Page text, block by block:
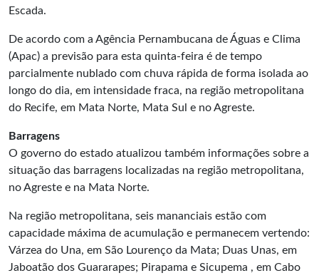
Escada.
De acordo com a Agência Pernambucana de Águas e Clima
(Apac) a previsão para esta quinta-feira é de tempo
parcialmente nublado com chuva rápida de forma isolada ao
longo do dia, em intensidade fraca, na região metropolitana
do Recife, em Mata Norte, Mata Sul e no Agreste.
Barragens
O governo do estado atualizou também informações sobre a
situação das barragens localizadas na região metropolitana,
no Agreste e na Mata Norte.
Na região metropolitana, seis mananciais estão com
capacidade máxima de acumulação e permanecem vertendo:
Várzea do Una, em São Lourenço da Mata; Duas Unas, em
Jaboatão dos Guararapes; Pirapama e Sicupema , em Cabo